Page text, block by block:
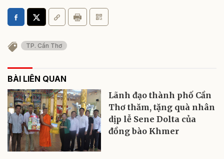
TP. Cần Thơ
BÀI LIÊN QUAN
Lãnh đạo thành phố Cần
Thơ thăm, tặng quà nhân
dịp lễ Sene Dolta của
đồng bào Khmer